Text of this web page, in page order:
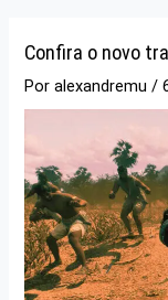
Confira o novo
Poralexandremu/